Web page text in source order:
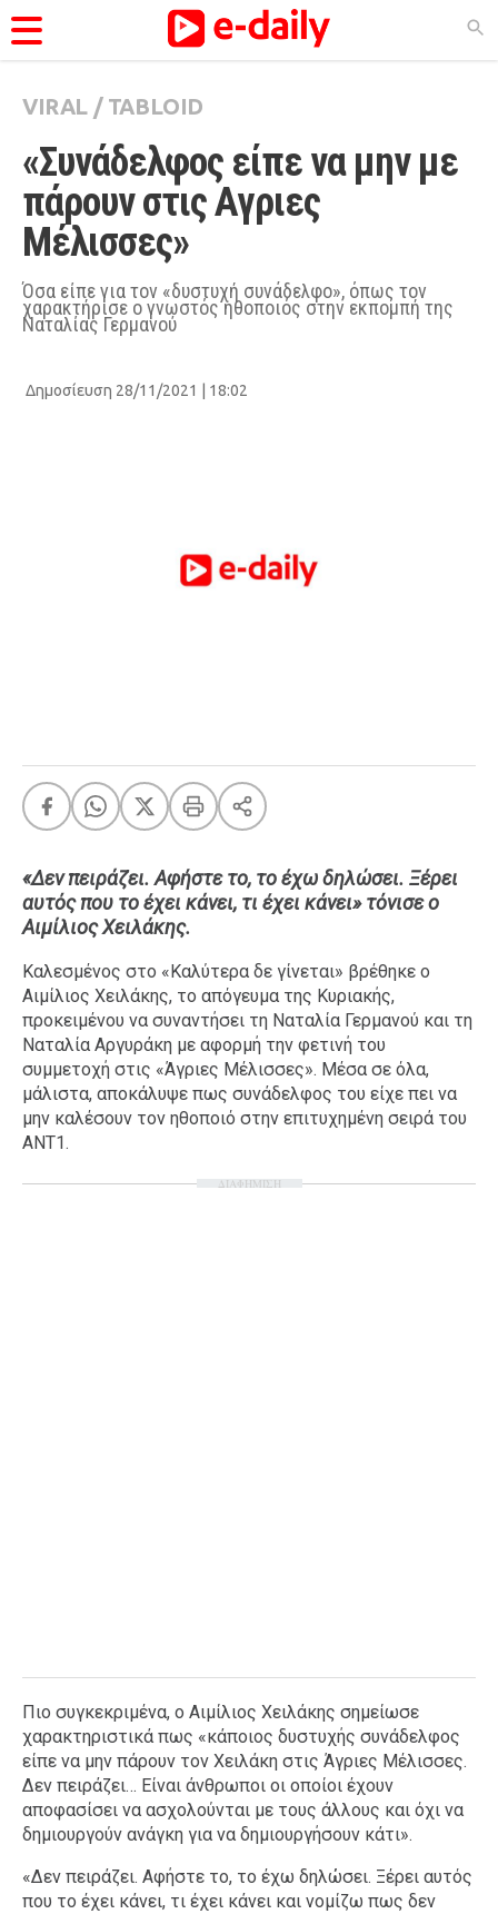
ΚΑΤΗΓΟΡΊΕΣ
Ειδήσεις
Θέματα
Videos
Podcasts
Viral
A-List LGBTQI+
Xmas
LIFE
Food
Body+Mind
Ταξίδια
Style
Σπίτι
Family
Σχέσεις
VIRAL / TABLOID
«Συνάδελφος είπε να μην με
πάρουν στις Αγριες
Μέλισσες»
Όσα είπε για τον «δυστυχή συνάδελφο», όπως τον
χαρακτήρισε ο γνωστός ηθοποιός στην εκπομπή της
Ναταλίας Γερμανού
Δημοσίευση 28/11/2021 | 18:02
«Δεν πειράζει. Αφήστε το, το έχω δηλώσει. Ξέρει
αυτός που το έχει κάνει, τι έχει κάνει» τόνισε ο
Αιμίλιος Χειλάκης.
Καλεσμένος στο «Καλύτερα δε γίνεται» βρέθηκε ο
Αιμίλιος Χειλάκης, το απόγευμα της Κυριακής,
προκειμένου να συναντήσει τη Ναταλία Γερμανού και τη
Ναταλία Αργυράκη με αφορμή την φετινή του
συμμετοχή στις «Άγριες Μέλισσες». Μέσα σε όλα,
μάλιστα, αποκάλυψε πως συνάδελφος του είχε πει να
μην καλέσουν τον ηθοποιό στην επιτυχημένη σειρά του
ΑΝΤ1.
ΔΙΑΦΗΜΙΣΗ
Πιο συγκεκριμένα, ο Αιμίλιος Χειλάκης σημείωσε
χαρακτηριστικά πως «κάποιος δυστυχής συνάδελφος
είπε να μην πάρουν τον Χειλάκη στις Άγριες Μέλισσες.
Δεν πειράζει… Είναι άνθρωποι οι οποίοι έχουν
αποφασίσει να ασχολούνται με τους άλλους και όχι να
δημιουργούν ανάγκη για να δημιουργήσουν κάτι».
«Δεν πειράζει. Αφήστε το, το έχω δηλώσει. Ξέρει αυτός
που το έχει κάνει, τι έχει κάνει και νομίζω πως δεν